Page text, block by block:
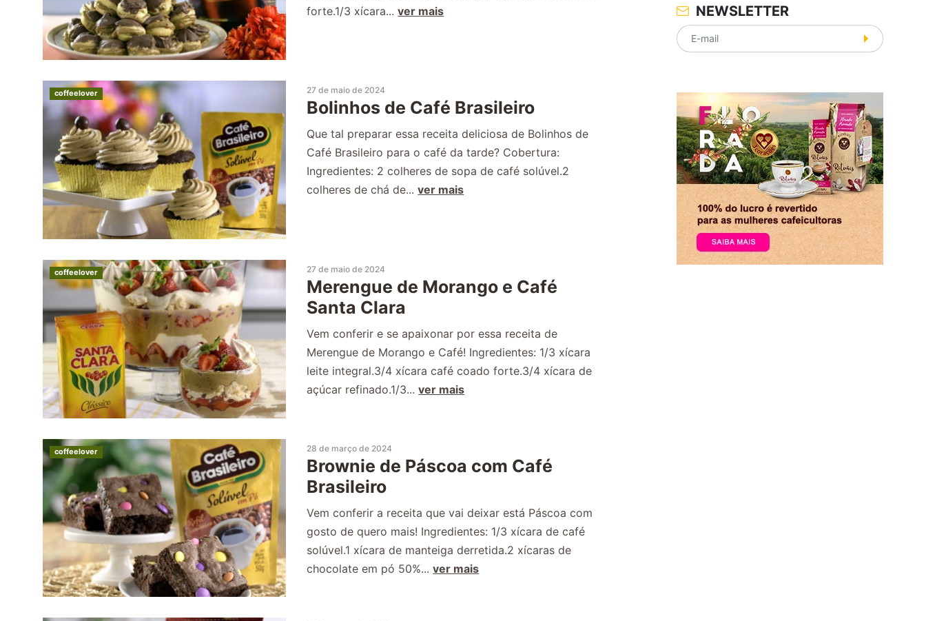
forte.1/3 xícara...ver mais
coffeelover 27 de maio de 2024
Bolinhos de Café Brasileiro
Que tal preparar essa receita deliciosa de Bolinhos de
Café Brasileiro para o café da tarde? Cobertura:
Ingredientes: 2 colheres de sopa de café solúvel.2
colheres de chá de...ver mais
coffeelover 27 de maio de 2024
Merengue de Morango e Café
Santa Clara
Vem conferir e se apaixonar por essa receita de
Merengue de Morango e Café! Ingredientes: 1/3 xícara
leite integral.3/4 xícara café coado forte.3/4 xícara de
açúcar refinado.1/3...ver mais
coffeelover 28 de março de 2024
Brownie de Páscoa com Café
Brasileiro
Vem conferir a receita que vai deixar está Páscoa com
gosto de quero mais! Ingredientes: 1/3 xícara de café
solúvel.1 xícara de manteiga derretida.2 xícaras de
chocolate em pó 50%...ver mais
NEWSLETTER